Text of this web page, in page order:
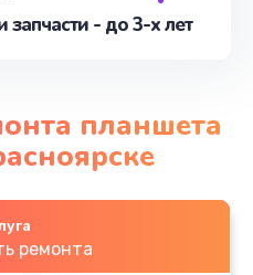
запчасти - до 3-х лет
планшета
ремонта